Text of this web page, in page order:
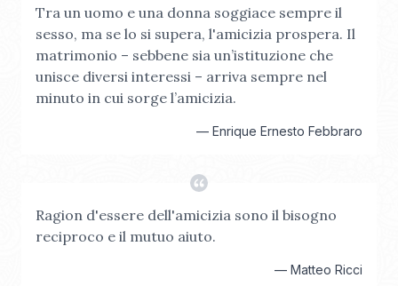
Tra un uomo e una donna soggiace sempre il
sesso, ma se lo si supera, l'amicizia prospera. Il
matrimonio – sebbene sia un’istituzione che
unisce diversi interessi – arriva sempre nel
minuto in cui sorge l’amicizia.
— Enrique Ernesto Febbraro
Ragion d'essere dell'amicizia sono il bisogno
reciproco e il mutuo aiuto.
— Matteo Ricci